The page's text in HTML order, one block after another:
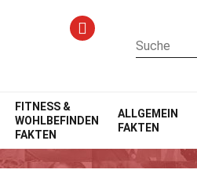
FITNESS &
WOHLBEFINDEN
FAKTEN
ALLGEMEIN
FAKTEN